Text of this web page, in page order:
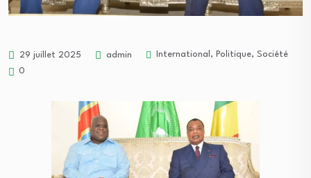
29 juillet 2025 admin International , Politique, Société
0